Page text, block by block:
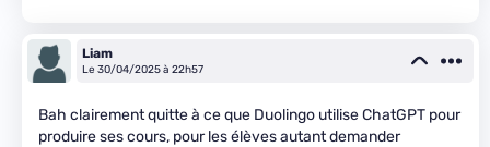
Liam
Le 30/04/2025 à 22h57
Bah clairement quitte à ce que Duolingo utilise ChatGPT pour
produire ses cours, pour les élèves autant demander